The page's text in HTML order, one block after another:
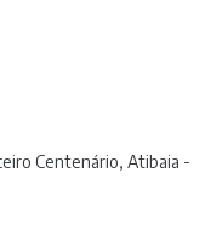
Centenário, Atibaia -